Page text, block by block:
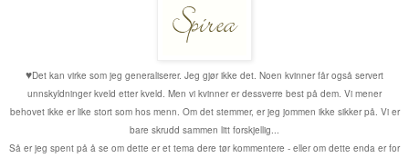
♥Det kan virke som jeg generaliserer. Jeg gjør ikke det. Noen kvinner får også servert
unnskyldninger kveld etter kveld. Men vi kvinner er dessverre best på dem. Vi mener
behovet ikke er like stort som hos menn. Om det stemmer, er jeg jommen ikke sikker på. Vi er
bare skrudd sammen litt forskjellig...
Så er jeg spent på å se om dette er et tema dere tør kommentere - eller om dette enda er for